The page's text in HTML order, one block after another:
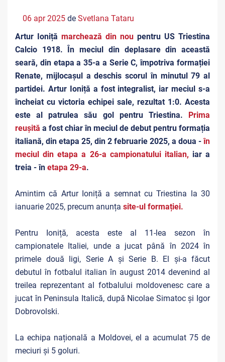
06 apr 2025 de Svetlana Tataru
Artur Ioniță marchează din nou pentru US Triestina
Calcio 1918. În meciul din deplasare din această
seară, din etapa a 35-a a Serie C, împotriva formației
Renate, mijlocașul a deschis scorul în minutul 79 al
partidei. Artur Ioniță a fost integralist, iar meciul s-a
încheiat cu victoria echipei sale, rezultat 1:0. Acesta
este al patrulea său gol pentru Triestina. Prima
reușită a fost chiar în meciul de debut pentru formația
italiană, din etapa 25, din 2 februarie 2025, a doua -în
meciul din etapa a 26-a campionatului italian, iar a
treia - în etapa 29-a.
Amintim că Artur Ioniță a semnat cu Triestina la 30
ianuarie 2025, precum anunța site-ul formației.
Pentru Ioniță, acesta este al 11-lea sezon în
campionatele Italiei, unde a jucat până în 2024 în
primele două ligi, Serie A și Serie B. El și-a făcut
debutul în fotbalul italian în august 2014 devenind al
treilea reprezentant al fotbalului moldovenesc care a
jucat în Peninsula Italică, după Nicolae Simatoc și Igor
Dobrovolski.
La echipa națională a Moldovei, el a acumulat 75 de
meciuri și 5 goluri.